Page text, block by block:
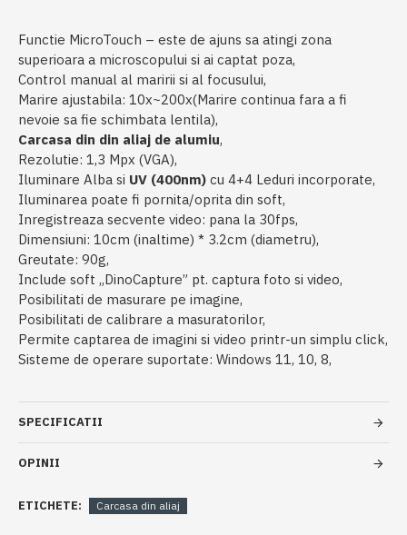
Functie MicroTouch – este de ajuns sa atingi zona
superioara a microscopului si ai captat poza,
Control manual al maririi si al focusului,
Marire ajustabila: 10x~200x(Marire continua fara a fi
nevoie sa fie schimbata lentila),
Carcasa din din aliaj de alumiu,
Rezolutie: 1,3 Mpx (VGA),
Iluminare Alba si UV (400nm) cu 4+4 Leduri incorporate,
Iluminarea poate fi pornita/oprita din soft,
Inregistreaza secvente video: pana la 30fps,
Dimensiuni: 10cm (inaltime) * 3.2cm (diametru),
Greutate: 90g,
Include soft „DinoCapture” pt. captura foto si video,
Posibilitati de masurare pe imagine,
Posibilitati de calibrare a masuratorilor,
Permite captarea de imagini si video printr-un simplu click,
Sisteme de operare suportate: Windows 11, 10, 8,
SPECIFICATII
OPINII
ETICHETE: Carcasa din aliaj